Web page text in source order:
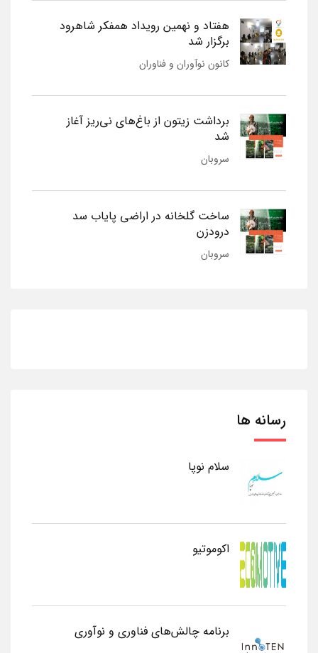
هفتاد و نهمین رویداد همفکر شاهرود
برگزار شد
کانون نوآوران و فناوران
برداشت زیتون از باغ‌های نی‌ریز آغاز
شد
سروبان
ساخت گلخانه در اراضی پایاب سد
درودزن
سروبان
رسانه ها
سلام نوپا
اکوموتیو
برنامه چالش‌های فناوری و نوآوری